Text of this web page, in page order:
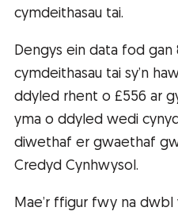
cymdeithasau tai.
Dengys ein data fod gan
cymdeithasau tai sy’n
ddyled rhent o £556 ar
yma o ddyled wedi
diwethaf er gwaethaf
Credyd Cynhwysol.
Mae’r ffigur fwy na